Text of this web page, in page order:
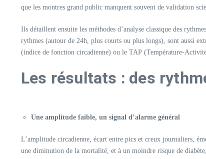
que les montres grand public manquent souvent de validation
Ils détaillent ensuite les méthodes d’analyse classique des
rythmes (autour de 24h, plus courts ou plus longs), sont aussi
(indice de fonction circadienne) ou le TAP (Température-
Les résultats : des
Une amplitude faible, un signal d’alarme général
L’amplitude circadienne, écart entre pics et creux journaliers,
une diminution de la mortalité, et à un moindre risque de